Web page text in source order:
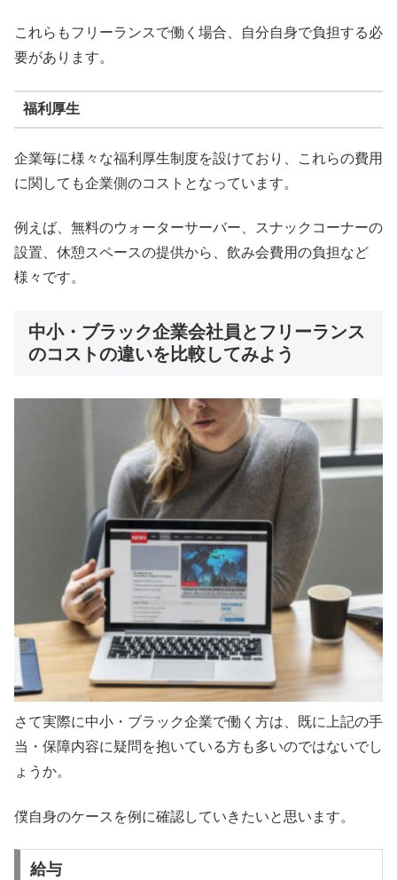
これらもフリーランスで働く場合、自分自身で負担する必
要があります。
福利厚生
企業毎に様々な福利厚生制度を設けており、これらの費用
に関しても企業側のコストとなっています。
例えば、無料のウォーターサーバー、スナックコーナーの
設置、休憩スペースの提供から、飲み会費用の負担など
様々です。
中小・ブラック企業会社員とフリーランス
のコストの違いを比較してみよう
さて実際に中小・ブラック企業で働く方は、既に上記の手
当・保障内容に疑問を抱いている方も多いのではないでし
ょうか。
僕自身のケースを例に確認していきたいと思います。
給与